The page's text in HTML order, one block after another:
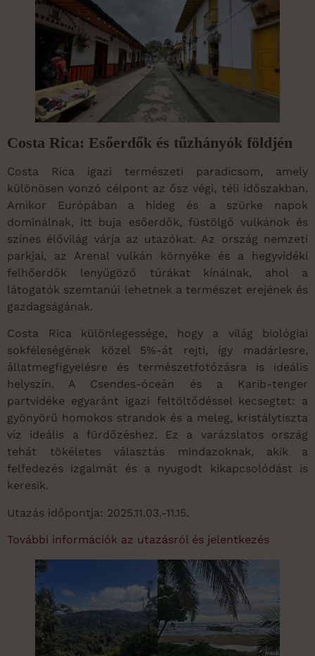
Costa Rica: Esőerdők és tűzhányók földjén
Costa Rica igazi természeti paradicsom, amely
különösen vonzó célpont az ősz végi, téli időszakban.
Amikor Európában a hideg és a szürke napok
dominálnak, itt buja esőerdők, füstölgő vulkánok és
színes élővilág várja az utazókat. Az ország nemzeti
parkjai, az Arenal vulkán környéke és a hegyvidéki
felhőerdők lenyűgöző túrákat kínálnak, ahol a
látogatók szemtanúi lehetnek a természet erejének és
gazdagságának.
Costa Rica különlegessége, hogy a világ biológiai
sokféleségének közel 5%-át rejti, így madárlesre,
állatmegfigyelésre és természetfotózásra is ideális
helyszín. A Csendes-óceán és a Karib-tenger
partvidéke egyaránt igazi feltöltődéssel kecsegtet: a
gyönyörű homokos strandok és a meleg, kristálytiszta
víz ideális a fürdőzéshez. Ez a varázslatos ország
tehát tökéletes választás mindazoknak, akik a
felfedezés izgalmát és a nyugodt kikapcsolódást is
keresik.
Utazás időpontja: 2025.11.03.-11.15.
További információk az utazásról és jelentkezés